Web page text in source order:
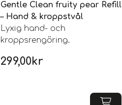
Gentle Clean fruity pear Refill
– Hand & kroppstvål
Lyxig hand- och
kroppsrengöring.
299,00kr